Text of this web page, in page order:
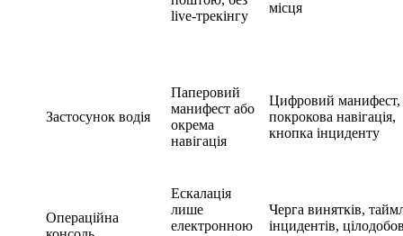
live-трекінгу
місця
Застосунок водія
Паперовий
манифест або
окрема
навігація
Цифровий манифест,
покрокова навігація,
кнопка інциденту
Операційна
Ескалація
лише
електронною
Черга винятків,
інцидентів,